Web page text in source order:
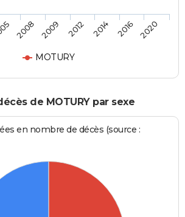
MOTURY
2008 2009 2012 2014 2016 2020
de MOTURY par sexe
en nombre de décès (source :